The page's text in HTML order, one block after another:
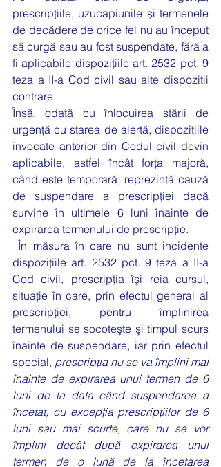
prescripțiile, uzucapiunile și termenele
de decădere de orice fel nu au început
să curgă sau au fost suspendate, fără a
fi aplicabile dispoziţiile art. 2532 pct. 9
teza a II-a Cod civil sau alte dispoziţii
contrare.
Însă, odată cu înlocuirea stării de
urgenţă cu starea de alertă, dispoziţiile
invocate anterior din Codul civil devin
aplicabile, astfel încât forţa majoră,
când este temporară, reprezintă cauză
de suspendare a prescripţiei dacă
survine în ultimele 6 luni înainte de
expirarea termenului de prescripţie.
În măsura în care nu sunt incidente
dispoziţiile art. 2532 pct. 9 teza a II-a
Cod civil, prescripţia îşi reia cursul,
situaţie în care, prin efectul general al
prescripţiei, pentru împlinirea
termenului se socoteşte şi timpul scurs
înainte de suspendare, iar prin efectul
special, prescripţia nu se va împlini mai
înainte de expirarea unui termen de 6
luni de la data când suspendarea a
încetat, cu excepţia prescripţiilor de 6
luni sau mai scurte, care nu se vor
împlini decât după expirarea unui
termen de o lună de la încetarea